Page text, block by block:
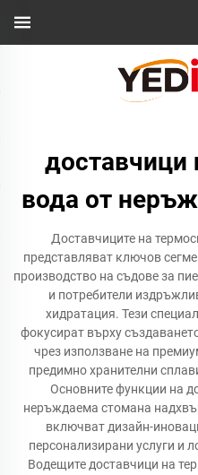
доставчици
вода от
Доставчиците на
представляват ключов
производство на съдове за
и потребители
хидратация. Тези
фокусират върху
чрез използване на
предимно хранителни
Основните функции на
неръждаема стомана
включват дизайн-
персонализирани услуги и
Водещите доставчици на